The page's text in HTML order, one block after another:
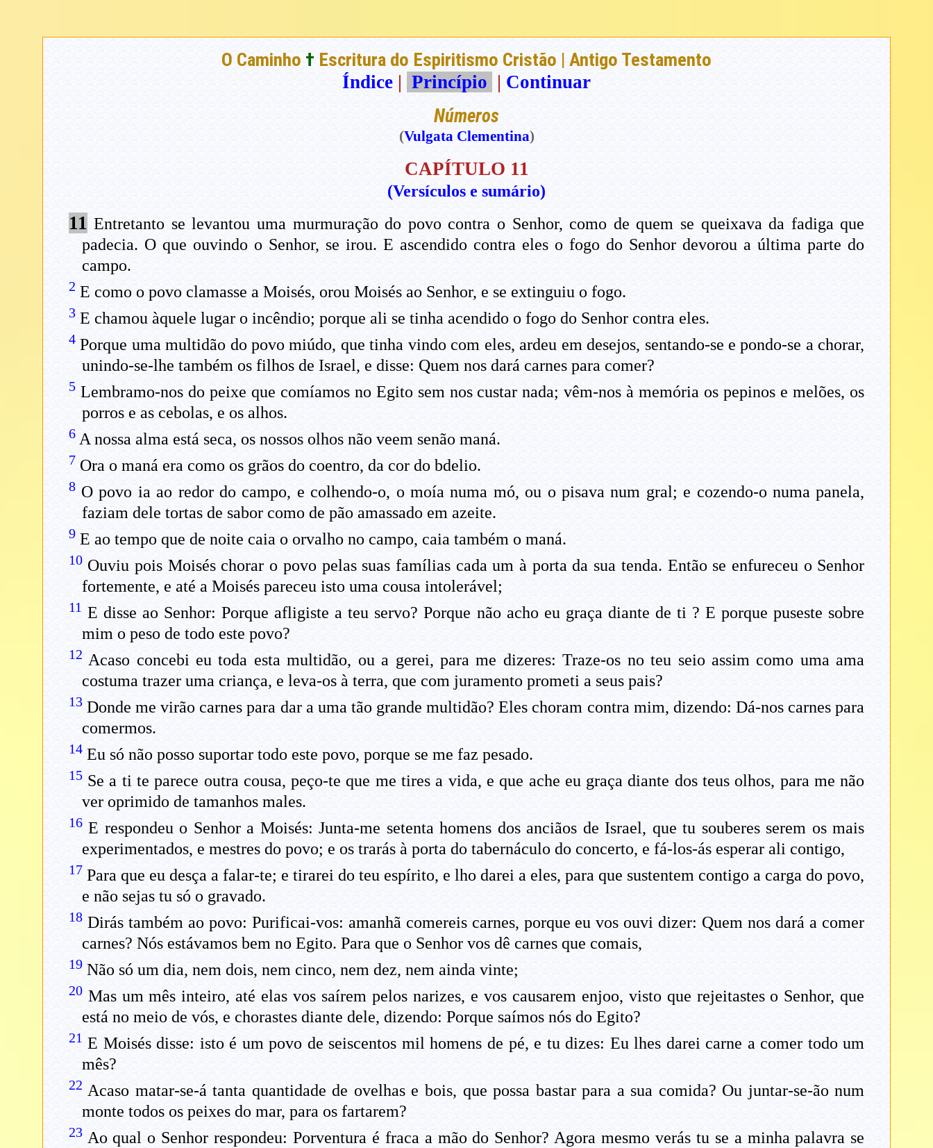
O Caminho † Escritura do Espiritismo Cristão | Antigo Testamento
Índice | Princípio | Continuar
Números
(Vulgata Clementina)
CAPÍTULO 11
(Versículos e sumário)
11 Entretanto se levantou uma murmuração do povo contra o Senhor, como de quem se queixava da fadiga que
padecia. O que ouvindo o Senhor, se irou. E ascendido contra eles o fogo do Senhor devorou a última parte do
campo.
2 E como o povo clamasse a Moisés, orou Moisés ao Senhor, e se extinguiu o fogo.
3 E chamou àquele lugar o incêndio; porque ali se tinha acendido o fogo do Senhor contra eles.
4 Porque uma multidão do povo miúdo, que tinha vindo com eles, ardeu em desejos, sentando-se e pondo-se a chorar,
unindo-se-lhe também os filhos de Israel, e disse: Quem nos dará carnes para comer?
5 Lembramo-nos do peixe que comíamos no Egito sem nos custar nada; vêm-nos à memória os pepinos e melões, os
porros e as cebolas, e os alhos.
6 A nossa alma está seca, os nossos olhos não veem senão maná.
7 Ora o maná era como os grãos do coentro, da cor do bdelio.
8 O povo ia ao redor do campo, e colhendo-o, o moía numa mó, ou o pisava num gral; e cozendo-o numa panela,
faziam dele tortas de sabor como de pão amassado em azeite.
9 E ao tempo que de noite caia o orvalho no campo, caia também o maná.
10 Ouviu pois Moisés chorar o povo pelas suas famílias cada um à porta da sua tenda. Então se enfureceu o Senhor
fortemente, e até a Moisés pareceu isto uma cousa intolerável;
11 E disse ao Senhor: Porque afligiste a teu servo? Porque não acho eu graça diante de ti ? E porque puseste sobre
mim o peso de todo este povo?
12 Acaso concebi eu toda esta multidão, ou a gerei, para me dizeres: Traze-os no teu seio assim como uma ama
costuma trazer uma criança, e leva-os à terra, que com juramento prometi a seus pais?
13 Donde me virão carnes para dar a uma tão grande multidão? Eles choram contra mim, dizendo: Dá-nos carnes para
comermos.
14 Eu só não posso suportar todo este povo, porque se me faz pesado.
15 Se a ti te parece outra cousa, peço-te que me tires a vida, e que ache eu graça diante dos teus olhos, para me não
ver oprimido de tamanhos males.
16 E respondeu o Senhor a Moisés: Junta-me setenta homens dos anciãos de Israel, que tu souberes serem os mais
experimentados, e mestres do povo; e os trarás à porta do tabernáculo do concerto, e fá-los-ás esperar ali contigo,
17 Para que eu desça a falar-te; e tirarei do teu espírito, e lho darei a eles, para que sustentem contigo a carga do povo,
e não sejas tu só o gravado.
18 Dirás também ao povo: Purificai-vos: amanhã comereis carnes, porque eu vos ouvi dizer: Quem nos dará a comer
carnes? Nós estávamos bem no Egito. Para que o Senhor vos dê carnes que comais,
19 Não só um dia, nem dois, nem cinco, nem dez, nem ainda vinte;
20 Mas um mês inteiro, até elas vos saírem pelos narizes, e vos causarem enjoo, visto que rejeitastes o Senhor, que
está no meio de vós, e chorastes diante dele, dizendo: Porque saímos nós do Egito?
21 E Moisés disse: isto é um povo de seiscentos mil homens de pé, e tu dizes: Eu lhes darei carne a comer todo um
mês?
22 Acaso matar-se-á tanta quantidade de ovelhas e bois, que possa bastar para a sua comida? Ou juntar-se-ão num
monte todos os peixes do mar, para os fartarem?
23 Ao qual o Senhor respondeu: Porventura é fraca a mão do Senhor? Agora mesmo verás tu se a minha palavra se